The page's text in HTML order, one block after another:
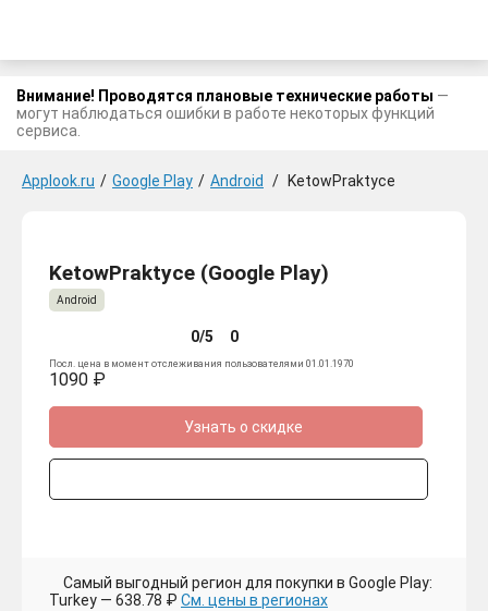
Внимание! Проводятся плановые технические работы —
могут наблюдаться ошибки в работе некоторых функций
сервиса.
Applook.ru / Google Play / Android / KetowPraktyce
KetowPraktyce (Google Play)
Android
0/5 0
Посл. цена в момент отслеживания пользователями 01.01.1970
1090 ₽
Узнать о скидке
Самый выгодный регион для покупки в Google Play:
Turkey — 638.78 ₽ См. цены в регионах